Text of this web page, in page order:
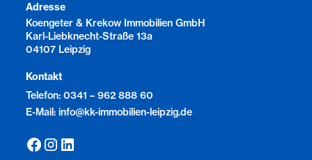
Adresse
Koengeter & Krekow Immobilien GmbH
Karl-Liebknecht-Straße 13a
04107 Leipzig
Kontakt
Telefon: 0341 – 962 888 60
E-Mail: info@kk-immobilien-leipzig.de